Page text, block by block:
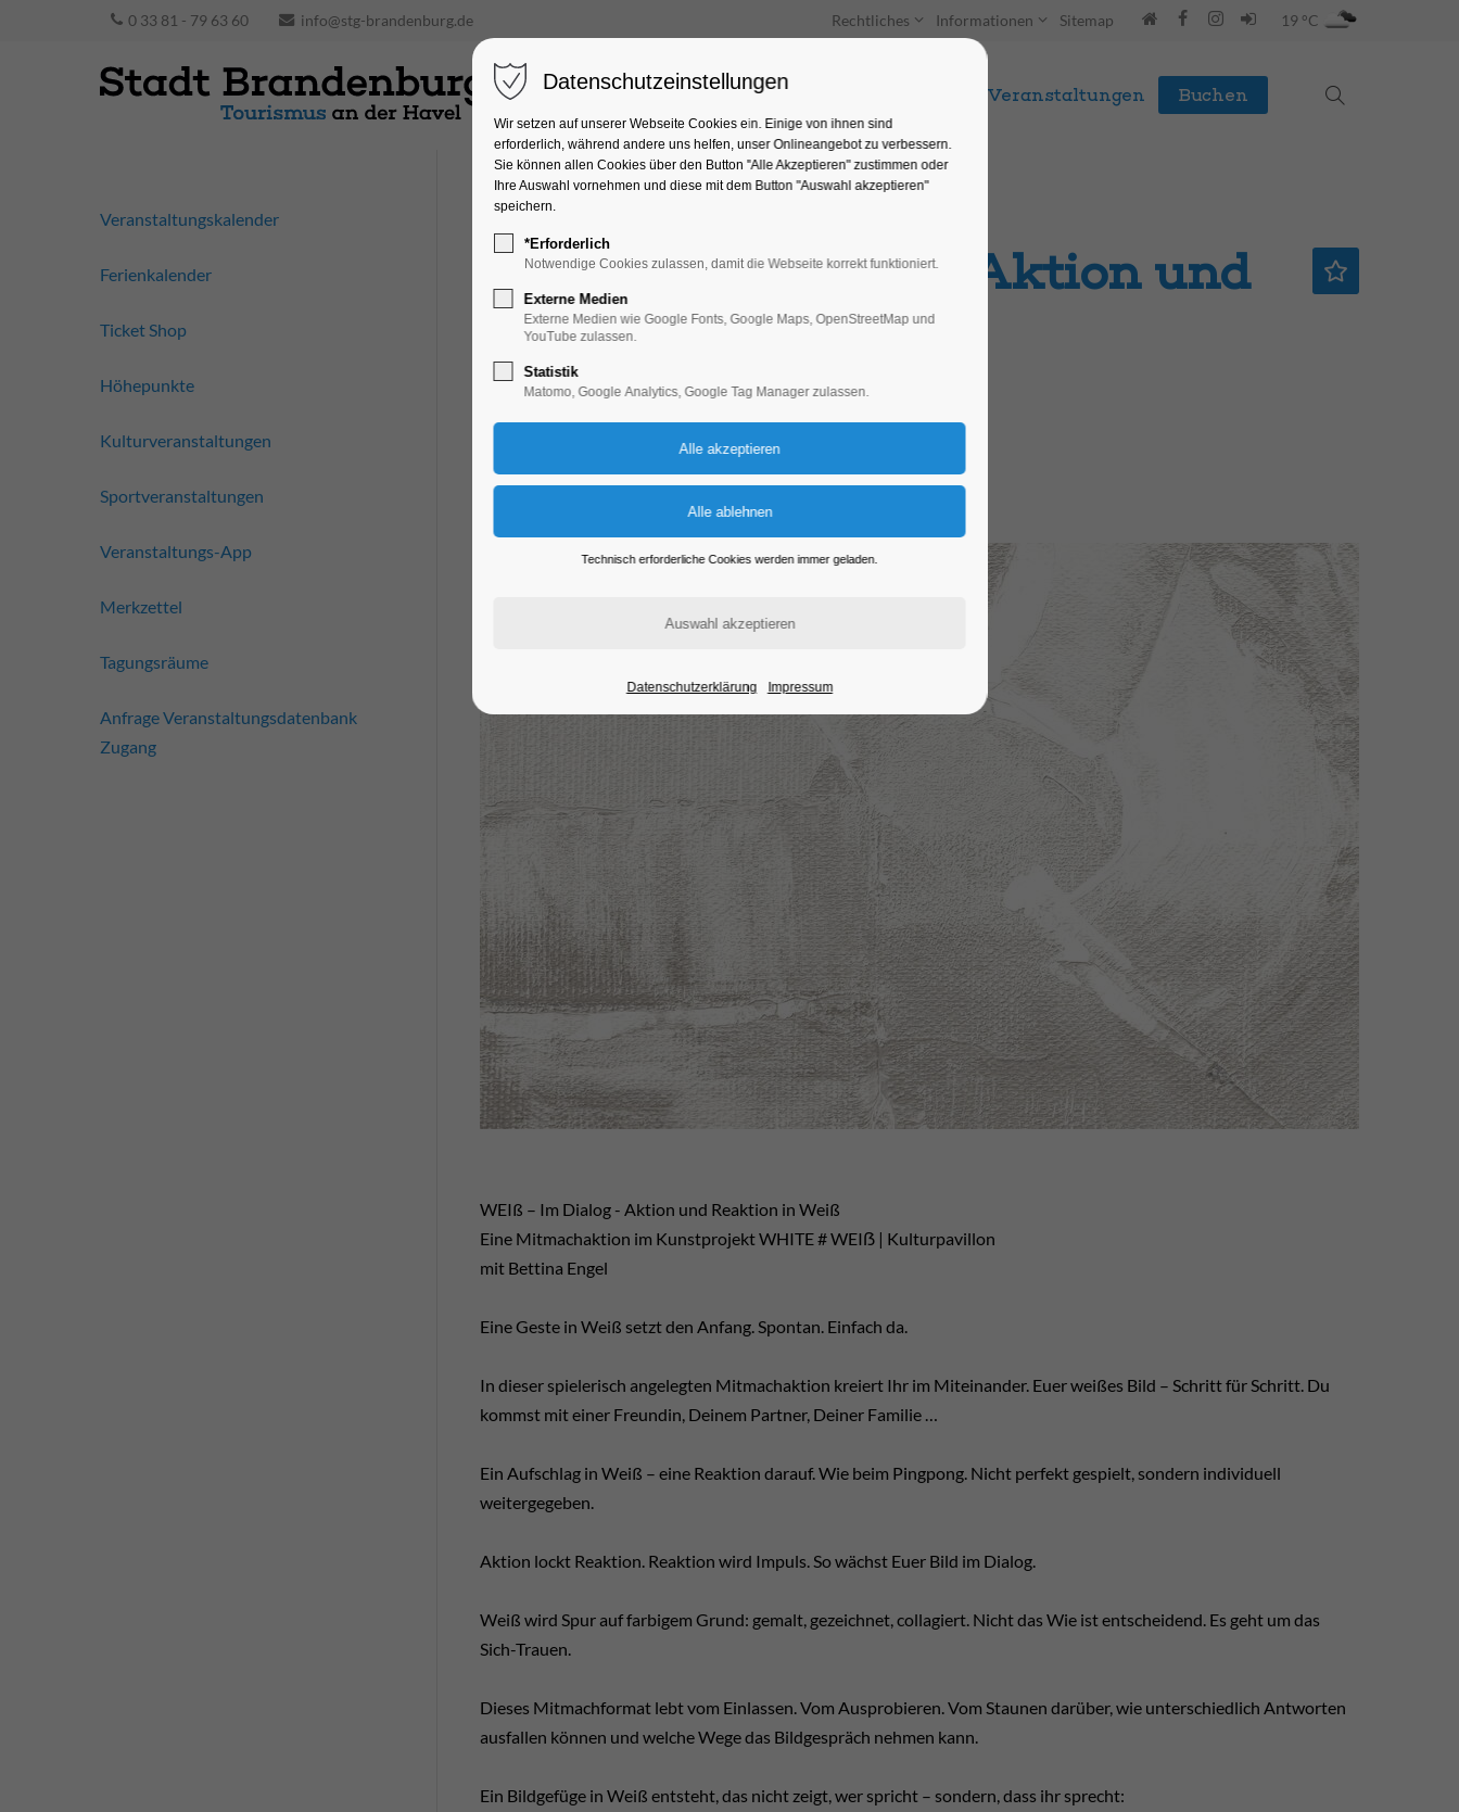
0 33 81 - 79 63 60 info@stg-brandenburg.de Rechtliches Informationen Sitemap 19 °C
Unterkünfte Entdecken & Erleben Veranstaltungen Buchen
WEIß – Im Dialog - Aktion und
Reaktion in Weiß
Mitmach-Aktion
07.06.2026, 14:00–17:00
Eintritt frei
WEIß – Im Dialog - Aktion und Reaktion in Weiß
Eine Mitmachaktion im Kunstprojekt WHITE # WEIẞ | Kulturpavillon
mit Bettina Engel
Eine Geste in Weiß setzt den Anfang. Spontan. Einfach da.
In dieser spielerisch angelegten Mitmachaktion kreiert Ihr im Miteinander. Euer weißes Bild – Schritt für Schritt. Du
kommst mit einer Freundin, Deinem Partner, Deiner Familie …
Ein Aufschlag in Weiß – eine Reaktion darauf. Wie beim Pingpong. Nicht perfekt gespielt, sondern individuell
weitergegeben.
Aktion lockt Reaktion. Reaktion wird Impuls. So wächst Euer Bild im Dialog.
Weiß wird Spur auf farbigem Grund: gemalt, gezeichnet, collagiert. Nicht das Wie ist entscheidend. Es geht um das
Sich-Trauen.
Dieses Mitmachformat lebt vom Einlassen. Vom Ausprobieren. Vom Staunen darüber, wie unterschiedlich Antworten
ausfallen können und welche Wege das Bildgespräch nehmen kann.
Ein Bildgefüge in Weiß entsteht, das nicht zeigt, wer spricht – sondern, dass ihr sprecht:
Veranstaltungskalender
Ferienkalender
Ticket Shop
Höhepunkte
Kulturveranstaltungen
Sportveranstaltungen
Veranstaltungs-App
Merkzettel
Tagungsräume
Anfrage Veranstaltungsdatenbank
Zugang
Datenschutzeinstellungen
Wir setzen auf unserer Webseite Cookies ein. Einige von ihnen sind
erforderlich, während andere uns helfen, unser Onlineangebot zu verbessern.
Sie können allen Cookies über den Button "Alle Akzeptieren" zustimmen oder
Ihre Auswahl vornehmen und diese mit dem Button "Auswahl akzeptieren"
speichern.
*Erforderlich
Notwendige Cookies zulassen, damit die Webseite korrekt funktioniert.
Externe Medien
Externe Medien wie Google Fonts, Google Maps, OpenStreetMap und
YouTube zulassen.
Statistik
Matomo, Google Analytics, Google Tag Manager zulassen.
Technisch erforderliche Cookies werden immer geladen.
Datenschutzerklärung Impressum